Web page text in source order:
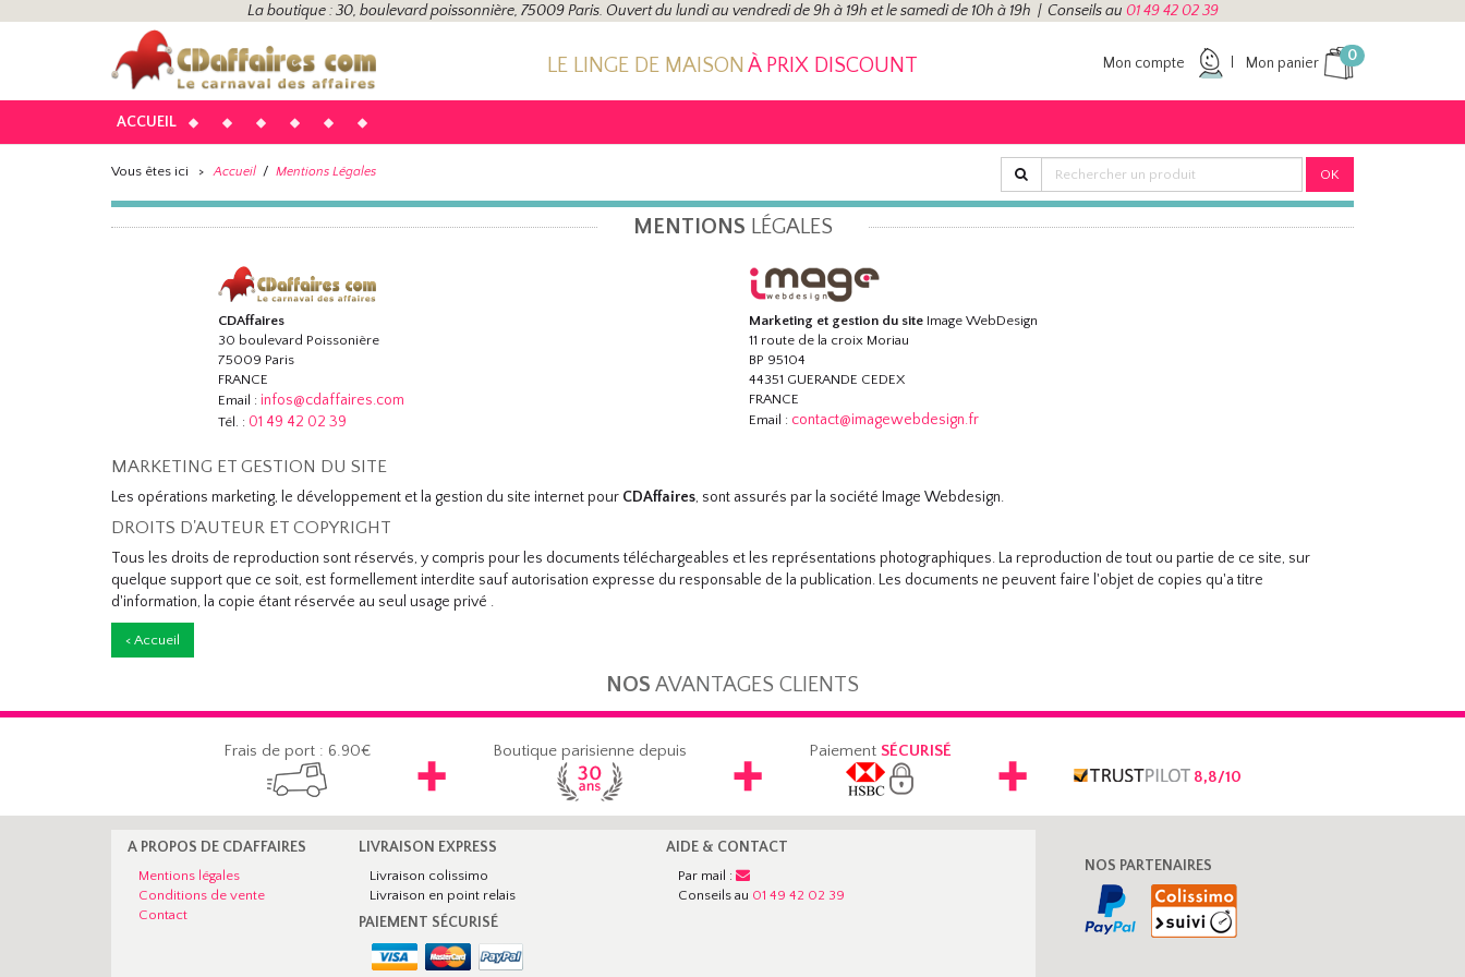
La boutique : 30, boulevard poissonnière, 75009 Paris. Ouvert du lundi au vendredi de 9h à 19h et le samedi de 10h à 19h | Conseils au 01 49 42 02 39
LE LINGE DE MAISON À PRIX DISCOUNT Mon compte Mon panier 0
ACCUEIL
Vous êtes ici > Accueil / Mentions Légales OK
MENTIONS LÉGALES
CDAffaires
30 boulevard Poissonière
75009 Paris
FRANCE
Email : infos@cdaffaires.com
Tél. : 01 49 42 02 39
Marketing et gestion du site Image WebDesign
11 route de la croix Moriau
BP 95104
44351 GUERANDE CEDEX
FRANCE
Email : contact@imagewebdesign.fr
MARKETING ET GESTION DU SITE
Les opérations marketing, le développement et la gestion du site internet pour CDAffaires, sont assurés par la société Image Webdesign.
DROITS D'AUTEUR ET COPYRIGHT
Tous les droits de reproduction sont réservés, y compris pour les documents téléchargeables et les représentations photographiques. La reproduction de tout ou partie de ce site, sur
quelque support que ce soit, est formellement interdite sauf autorisation expresse du responsable de la publication. Les documents ne peuvent faire l'objet de copies qu'a titre
d'information, la copie étant réservée au seul usage privé .
< Accueil
NOS AVANTAGES CLIENTS
Frais de port : 6.90€ Boutique parisienne depuis Paiement SÉCURISÉ
8,8/10
A PROPOS DE CDAFFAIRES
Mentions légales
Conditions de vente
Contact
LIVRAISON EXPRESS
Livraison colissimo
Livraison en point relais
PAIEMENT SÉCURISÉ
AIDE & CONTACT
Par mail :
Conseils au 01 49 42 02 39
NOS PARTENAIRES